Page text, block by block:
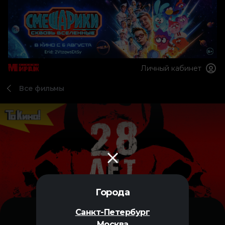
Города
Санкт-Петербург
Личный кабинет
Все фильмы